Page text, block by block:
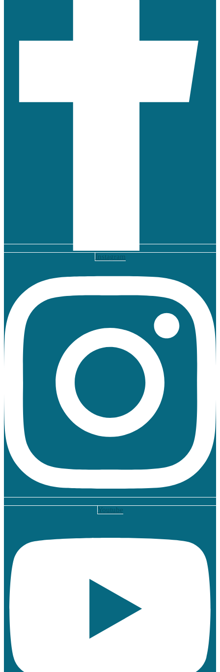
Instagram
Youtube